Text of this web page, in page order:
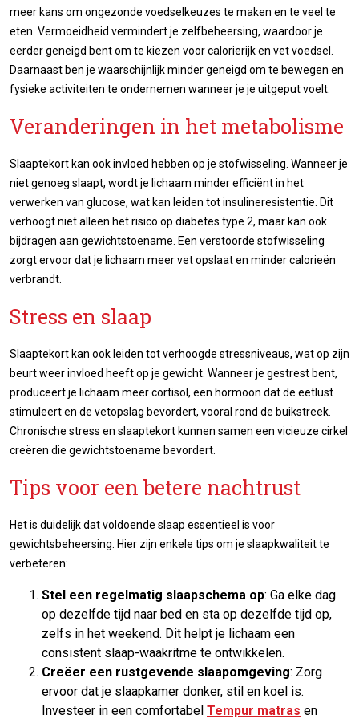
meer kans om ongezonde voedselkeuzes te maken en te veel te
eten. Vermoeidheid vermindert je zelfbeheersing, waardoor je
eerder geneigd bent om te kiezen voor calorierijk en vet voedsel.
Daarnaast ben je waarschijnlijk minder geneigd om te bewegen en
fysieke activiteiten te ondernemen wanneer je je uitgeput voelt.
Veranderingen in het metabolisme
Slaaptekort kan ook invloed hebben op je stofwisseling. Wanneer je
niet genoeg slaapt, wordt je lichaam minder efficiënt in het
verwerken van glucose, wat kan leiden tot insulineresistentie. Dit
verhoogt niet alleen het risico op diabetes type 2, maar kan ook
bijdragen aan gewichtstoename. Een verstoorde stofwisseling
zorgt ervoor dat je lichaam meer vet opslaat en minder calorieën
verbrandt.
Stress en slaap
Slaaptekort kan ook leiden tot verhoogde stressniveaus, wat op zijn
beurt weer invloed heeft op je gewicht. Wanneer je gestrest bent,
produceert je lichaam meer cortisol, een hormoon dat de eetlust
stimuleert en de vetopslag bevordert, vooral rond de buikstreek.
Chronische stress en slaaptekort kunnen samen een vicieuze cirkel
creëren die gewichtstoename bevordert.
Tips voor een betere nachtrust
Het is duidelijk dat voldoende slaap essentieel is voor
gewichtsbeheersing. Hier zijn enkele tips om je slaapkwaliteit te
verbeteren:
Stel een regelmatig slaapschema op: Ga elke dag
op dezelfde tijd naar bed en sta op dezelfde tijd op,
zelfs in het weekend. Dit helpt je lichaam een
consistent slaap-waakritme te ontwikkelen.
Creëer een rustgevende slaapomgeving: Zorg
ervoor dat je slaapkamer donker, stil en koel is.
Investeer in een comfortabel Tempur matras en